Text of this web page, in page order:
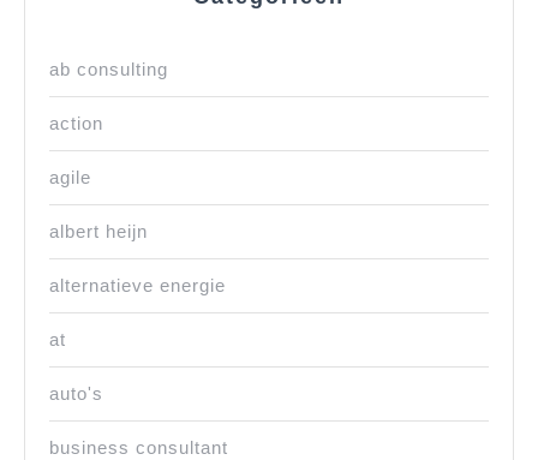
ab consulting
action
agile
albert heijn
alternatieve energie
at
auto's
business consultant